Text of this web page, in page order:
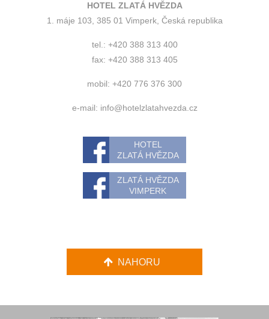
HOTEL ZLATÁ HVĚZDA
1. máje 103, 385 01 Vimperk, Česká republika
tel.: +420 388 313 400
fax: +420 388 313 405
mobil: +420 776 376 300
e-mail: info@hotelzlatahvezda.cz
HOTEL
ZLATÁ HVĚZDA
ZLATÁ HVĚZDA
VIMPERK
NAHORU